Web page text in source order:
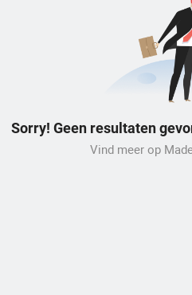
Sorry! Geen resultaten
Vind meer op